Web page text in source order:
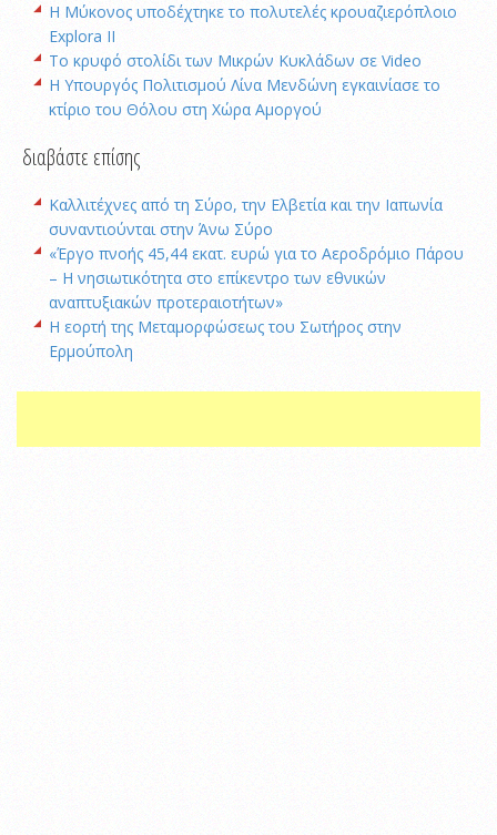
Η Μύκονος υποδέχτηκε το πολυτελές κρουαζιερόπλοιο
Explora II
To κρυφό στολίδι των Μικρών Κυκλάδων σε Video
Η Υπουργός Πολιτισμού Λίνα Μενδώνη εγκαινίασε το
κτίριο του Θόλου στη Χώρα Αμοργού
διαβάστε επίσης
Καλλιτέχνες από τη Σύρο, την Ελβετία και την Ιαπωνία
συναντιούνται στην Άνω Σύρο
«Έργο πνοής 45,44 εκατ. ευρώ για το Αεροδρόμιο Πάρου
– Η νησιωτικότητα στο επίκεντρο των εθνικών
αναπτυξιακών προτεραιοτήτων»
Η εορτή της Μεταμορφώσεως του Σωτήρος στην
Ερμούπολη